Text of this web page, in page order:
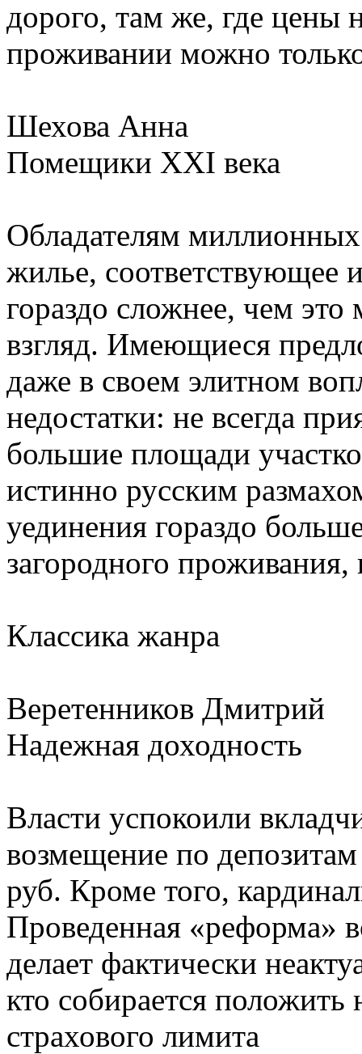
дорого, там же, где цены
проживании можно
Шехова Анна
Помещики XXI века
Обладателям миллионных
жилье, соответствующее
гораздо сложнее, чем это
взгляд. Имеющиеся
даже в своем элитном
недостатки: не всегда
большие площади
истинно русским
уединения гораздо
загородного проживания,
Классика жанра
Веретенников Дмитрий
Надежная доходность
Власти успокоили
возмещение по
руб. Кроме того,
Проведенная «реформа»
делает фактически
кто собирается
страхового лимита